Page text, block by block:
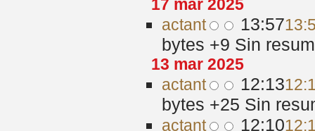
17 mar 2025
actant 13:57
bytes +9 Sin
13 mar 2025
actant 12:13
bytes +25 Sin
actant 12:10